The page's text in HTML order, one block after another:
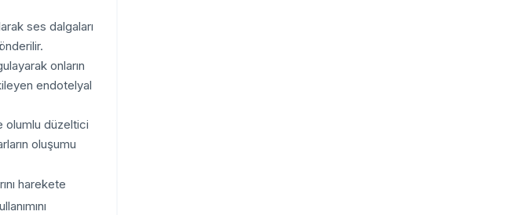
ses dalgaları
onların
endotelyal
olumlu düzeltici
oluşumu
harekete